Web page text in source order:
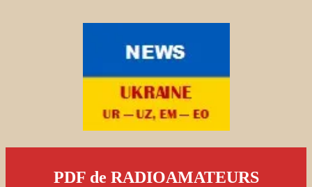
PDF de RADIOAMATEURS